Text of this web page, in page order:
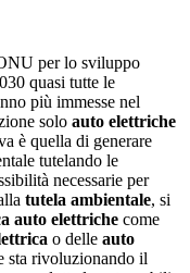
per lo sviluppo
quasi tutte le
più immesse nel
solo auto elettriche
è quella di generare
tutelando le
necessarie per
tutela ambientale, si
auto elettriche come
o delle auto
sta rivoluzionando il